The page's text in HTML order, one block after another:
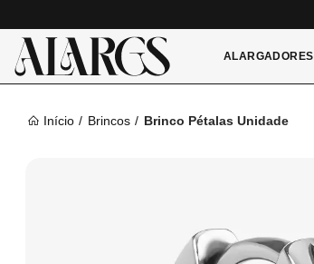
ALARGADORES
Início Brincos Brinco Pétalas Unidade